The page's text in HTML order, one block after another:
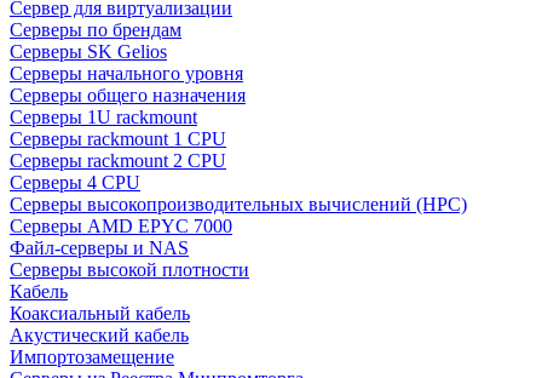
Сервер для виртуализации
Серверы по брендам
Серверы SK Gelios
Серверы начального уровня
Серверы общего назначения
Серверы 1U rackmount
Серверы rackmount 1 CPU
Серверы rackmount 2 CPU
Серверы 4 CPU
Серверы высокопроизводительных вычислений (HPC)
Серверы AMD EPYC 7000
Файл-серверы и NAS
Серверы высокой плотности
Кабель
Коаксиальный кабель
Акустический кабель
Импортозамещение